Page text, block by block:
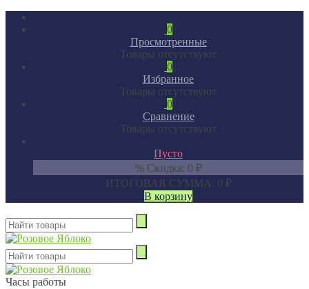
0
Просмотренные
Товары отсутствуют
0
Избранное
Товары отсутствуют
0
Сравнение
Товары отсутствуют
Пусто
% Скидка: 0 ₽
ИТОГОВАЯ СУММА: 0 ₽
В корзину
Часы работы